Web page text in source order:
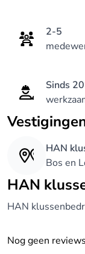
2-5
Sinds
HAN
Bos en
HAN
HAN
Nog geen reviews